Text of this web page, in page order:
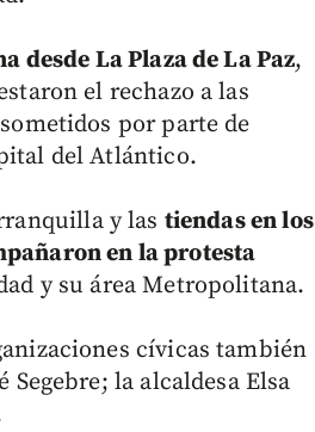
desde La Plaza de La Paz,
el rechazo a las
por parte de
del Atlántico.
y las tiendas en los
en la protesta
y su área Metropolitana.
cívicas también
la alcaldesa Elsa